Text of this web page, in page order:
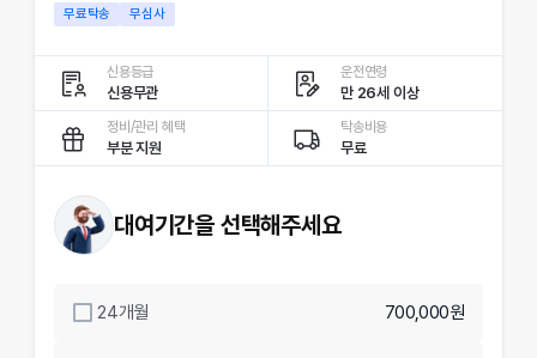
무료탁송 무심사
신용등급
신용무관
운전연령
만 26세 이상
정비/관리 혜택
부분 지원
탁송비용
무료
대여기간을 선택해주세요
24개월 700,000원